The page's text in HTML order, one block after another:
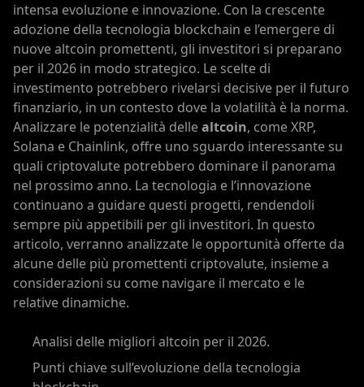
intensa evoluzione e innovazione. Con la crescente
adozione della tecnologia blockchain e l’emergere di
nuove altcoin promettenti, gli investitori si preparano
per il 2026 in modo strategico. Le scelte di
investimento potrebbero rivelarsi decisive per il futuro
finanziario, in un contesto dove la volatilità è la norma.
Analizzare le potenzialità dellealtcoin, come XRP,
Solana e Chainlink, offre uno sguardo interessante su
quali criptovalute potrebbero dominare il panorama
nel prossimo anno. La tecnologia e l’innovazione
continuano a guidare questi progetti, rendendoli
sempre più appetibili per gli investitori. In questo
articolo, verranno analizzate le opportunità offerte da
alcune delle più promettenti criptovalute, insieme a
considerazioni su come navigare il mercato e le
relative dinamiche.
Analisi delle migliori altcoin per il 2026.
Punti chiave sull’evoluzione della tecnologia